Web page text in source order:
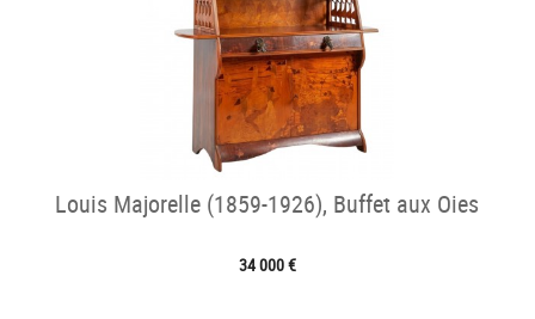
Louis Majorelle (1859-1926), Buffet aux Oies
34 000 €